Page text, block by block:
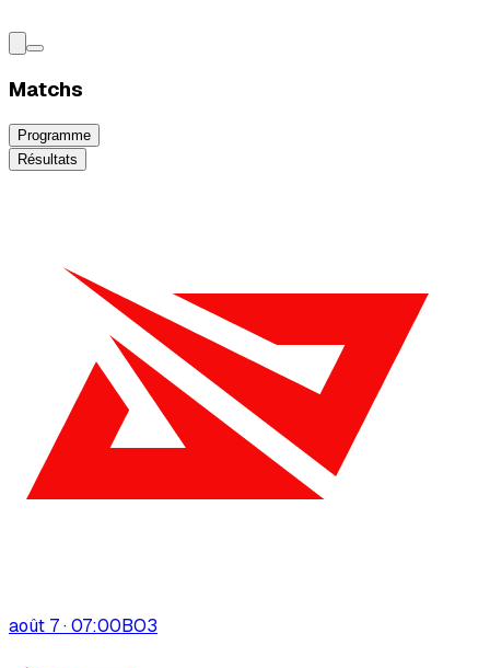
Matchs
Programme
Résultats
août 7 · 07:00BO3